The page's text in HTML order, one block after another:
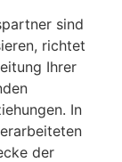
sind
richtet
Ihrer
In
der